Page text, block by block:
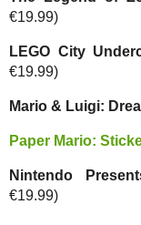
€19.99)
LEGO City
€19.99)
Mario & Luigi:
Paper Mario:
Nintendo
€19.99)